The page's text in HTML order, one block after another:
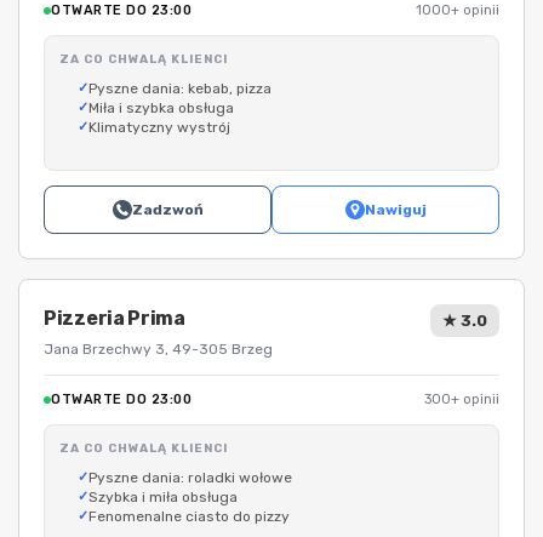
OTWARTE DO 23:00 1000+ opinii
ZA CO CHWALĄ KLIENCI
Pyszne dania: kebab, pizza
Miła i szybka obsługa
Klimatyczny wystrój
Zadzwoń Nawiguj
Pizzeria Prima
Jana Brzechwy 3, 49-305 Brzeg
★ 3.0
OTWARTE DO 23:00 300+ opinii
ZA CO CHWALĄ KLIENCI
Pyszne dania: roladki wołowe
Szybka i miła obsługa
Fenomenalne ciasto do pizzy